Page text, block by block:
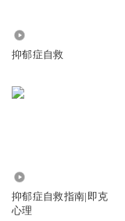
抑郁症自救
抑郁症自救指南|即克
心理